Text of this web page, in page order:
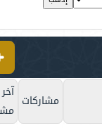
مشاركات آخر